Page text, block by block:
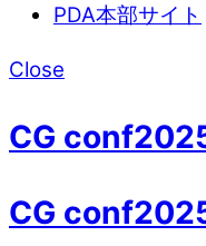
PDA本部サイト
Close
CG
CG